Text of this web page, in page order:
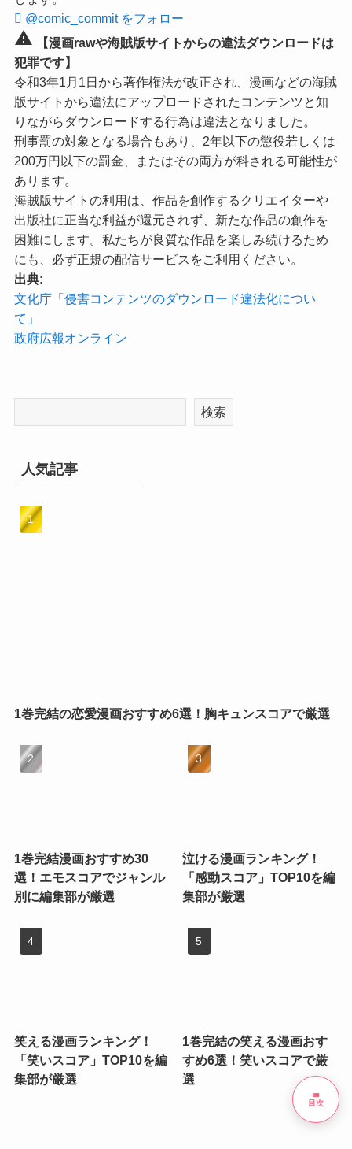
@comic_commit をフォロー
warning
【漫画rawや海賊版サイトからの違法ダウンロードは
犯罪です】
令和3年1月1日から著作権法が改正され、漫画などの海賊
版サイトから違法にアップロードされたコンテンツと知
りながらダウンロードする行為は違法となりました。
刑事罰の対象となる場合もあり、2年以下の懲役若しくは
200万円以下の罰金、またはその両方が科される可能性が
あります。
海賊版サイトの利用は、作品を創作するクリエイターや
出版社に正当な利益が還元されず、新たな作品の創作を
困難にします。私たちが良質な作品を楽しみ続けるため
にも、必ず正規の配信サービスをご利用ください。
出典:
文化庁「侵害コンテンツのダウンロード違法化につい
て」
政府広報オンライン
検索
人気記事
1巻完結の恋愛漫画おすすめ6選！胸キュンスコアで厳選
1巻完結漫画おすすめ30
選！エモスコアでジャンル
別に編集部が厳選
泣ける漫画ランキング！
「感動スコア」TOP10を編
集部が厳選
笑える漫画ランキング！
「笑いスコア」TOP10を編
集部が厳選
1巻完結の笑える漫画おす
すめ6選！笑いスコアで厳
選
list
目次